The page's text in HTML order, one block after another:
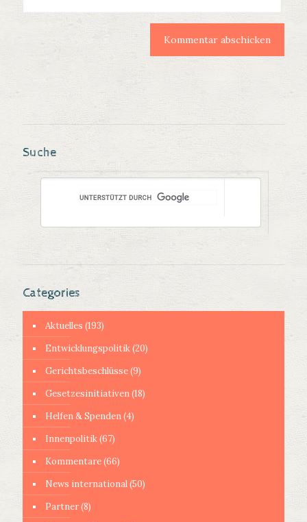
Suche
Categories
Aktuelles (193)
Entwicklungspolitik(20)
Gerichtsbeschlüsse(9)
Gesetzesinitiativen(18)
Helfen & Spenden(4)
Innenpolitik(67)
Kommentare(66)
News international(50)
Partner(8)